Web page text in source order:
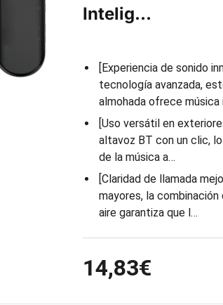
Intelig…
[Experiencia de sonido
tecnología avanzada,
almohada ofrece música
[Uso versátil en
altavoz BT con un clic,
de la música a…
[Claridad de llamada
mayores, la
aire garantiza que l…
14,83€